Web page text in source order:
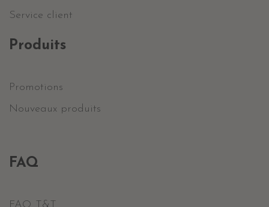
Service client
Produits
Promotions
Nouveaux produits
FAQ